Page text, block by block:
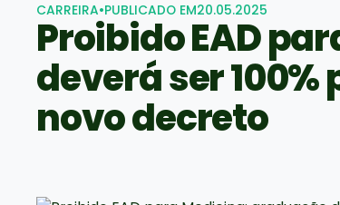
CARREIRA•PUBLICADO EM20.05.2025
Proibido EAD
deverá ser
novo decreto